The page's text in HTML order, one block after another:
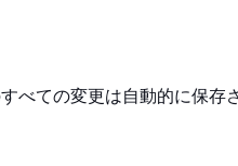
べての変更は自動的に保存